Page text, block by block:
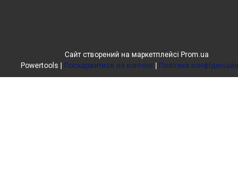
Сайт створений на маркетплейсі Prom.ua
Поскаржитися на контент Політика